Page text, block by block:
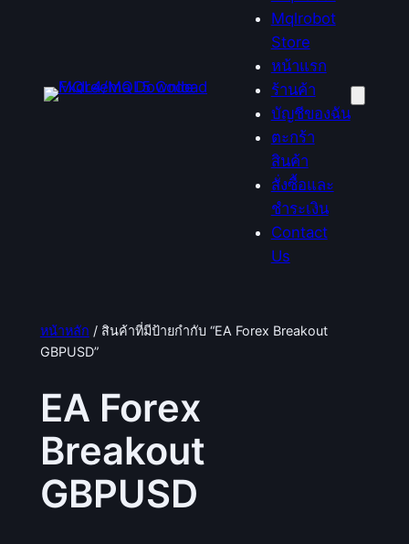
Mqlrobot
Store
หน้าแรก
ร้านค้า
บัญชีของฉัน
ตะกร้า
สินค้า
สั่งซื้อและ
ชำระเงิน
Contact
Us
หน้าหลัก / สินค้าที่มีป้ายกำกับ “EA Forex Breakout
GBPUSD”
EA Forex
Breakout
GBPUSD